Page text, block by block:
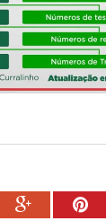
Google+